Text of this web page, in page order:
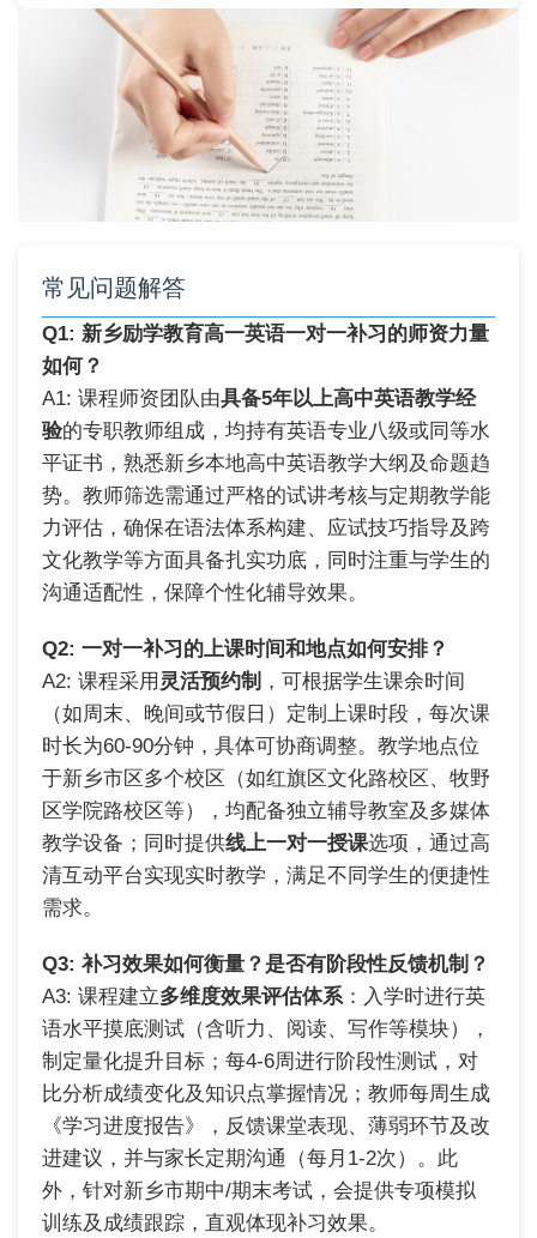
常见问题解答
Q1: 新乡励学教育高一英语一对一补习的师资力量
如何？
A1: 课程师资团队由具备5年以上高中英语教学经
验的专职教师组成，均持有英语专业八级或同等水
平证书，熟悉新乡本地高中英语教学大纲及命题趋
势。教师筛选需通过严格的试讲考核与定期教学能
力评估，确保在语法体系构建、应试技巧指导及跨
文化教学等方面具备扎实功底，同时注重与学生的
沟通适配性，保障个性化辅导效果。
Q2: 一对一补习的上课时间和地点如何安排？
A2: 课程采用 灵活预约制 ，可根据学生课余时间
（如周末、晚间或节假日）定制上课时段，每次课
时长为60-90分钟，具体可协商调整。教学地点位
于新乡市区多个校区（如红旗区文化路校区、牧野
区学院路校区等），均配备独立辅导教室及多媒体
教学设备；同时提供线上一对一授课选项，通过高
清互动平台实现实时教学，满足不同学生的便捷性
需求。
Q3: 补习效果如何衡量？是否有阶段性反馈机制？
A3: 课程建立多维度效果评估体系 ：入学时进行英
语水平摸底测试（含听力、阅读、写作等模块），
制定量化提升目标；每4-6周进行阶段性测试，对
比分析成绩变化及知识点掌握情况；教师每周生成
《学习进度报告》，反馈课堂表现、薄弱环节及改
进建议，并与家长定期沟通（每月1-2次）。此
外，针对新乡市期中/期末考试，会提供专项模拟
训练及成绩跟踪，直观体现补习效果。